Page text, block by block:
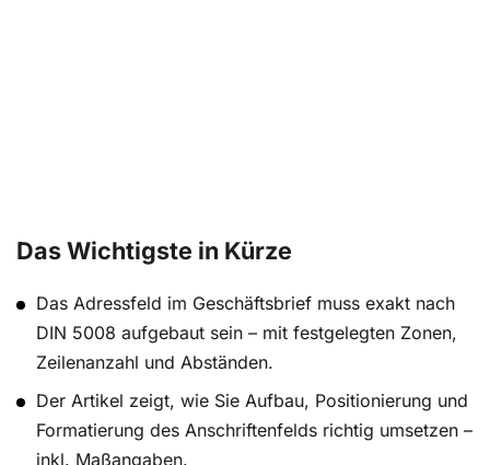
Das Wichtigste in Kürze
Das Adressfeld im Geschäftsbrief muss exakt nach
DIN 5008 aufgebaut sein – mit festgelegten Zonen,
Zeilenanzahl und Abständen.
Der Artikel zeigt, wie Sie Aufbau, Positionierung und
Formatierung des Anschriftenfelds richtig umsetzen –
inkl. Maßangaben.